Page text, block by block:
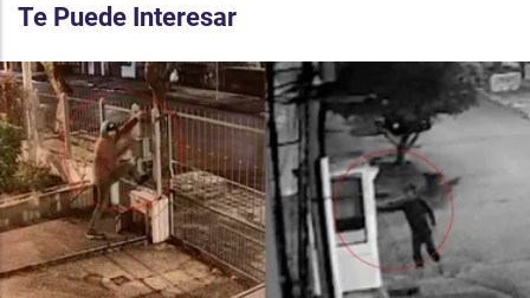
Te Puede Interesar